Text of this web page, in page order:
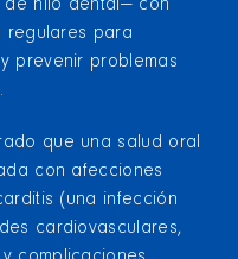
hilo dental— con
regulares para
prevenir problemas
que una salud oral
con afecciones
(una infección
cardiovasculares,